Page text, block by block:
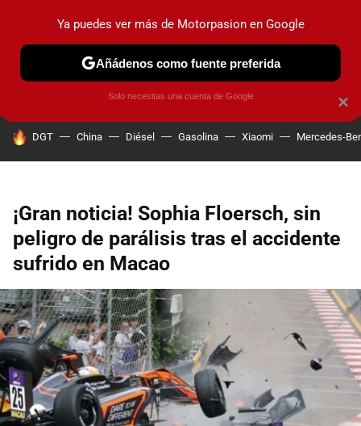
PRUEBAS COCHES ELÉCTRICOS OBSERVATORIO
HOY SE HABLA DE
DGT China Diésel Gasolina Xiaomi Mercedes-
¡Gran noticia! Sophia Floersch, sin
peligro de parálisis tras el accidente
sufrido en Macao
×
Ya puedes ver más de Motorpasion en Google
Añádenos como fuente preferida
Solo necesitas una cuenta de Google